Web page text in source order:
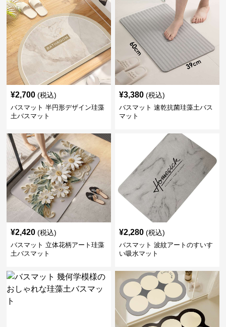
¥2,700 (税込)
バスマット 半円形デザイン珪藻
土バスマット
¥3,380 (税込)
バスマット 速乾抗菌珪藻土バス
マット
¥2,420 (税込)
バスマット 立体花柄アート珪藻
土バスマット
¥2,280 (税込)
バスマット 波紋アートのすいす
い吸水マット